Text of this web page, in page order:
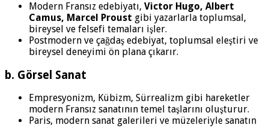
Modern Fransız edebiyatı, Victor Hugo, Albert
Camus, Marcel Proust gibi yazarlarla toplumsal,
bireysel ve felsefi temaları işler.
Postmodern ve çağdaş edebiyat, toplumsal eleştiri ve
bireysel deneyimi ön plana çıkarır.
b. Görsel Sanat
Empresyonizm, Kübizm, Sürrealizm gibi hareketler
modern Fransız sanatının temel taşlarını oluşturur.
Paris, modern sanat galerileri ve müzeleriyle sanatın